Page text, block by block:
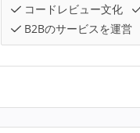
コードレビュー文化
B2Bのサービスを運営